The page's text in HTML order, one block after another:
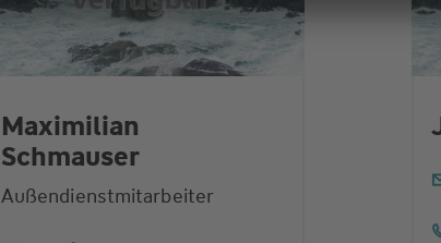
Maximilian
Schmauser
Außendienstmitarbeiter